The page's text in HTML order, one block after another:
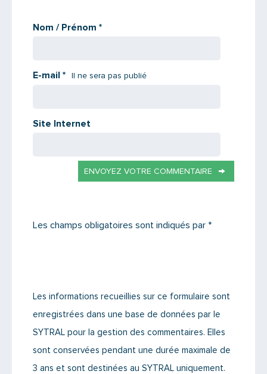
Nom / Prénom *
E-mail * Il ne sera pas publié
Site Internet
ENVOYEZ VOTRE COMMENTAIRE
Les champs obligatoires sont indiqués par *
Les informations recueillies sur ce formulaire sont
enregistrées dans une base de données par le
SYTRAL pour la gestion des commentaires. Elles
sont conservées pendant une durée maximale de
3 ans et sont destinées au SYTRAL uniquement.